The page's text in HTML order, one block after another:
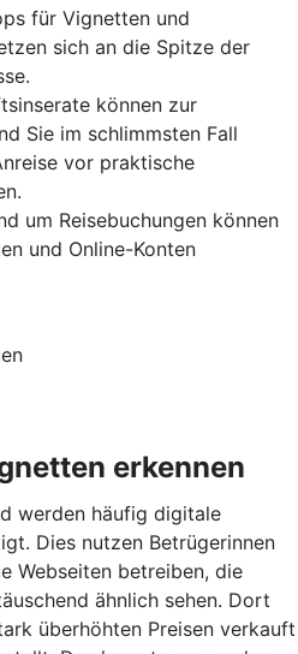
für Vignetten und
sich an die Spitze der
können zur
Sie im schlimmsten Fall
vor praktische
um Reisebuchungen können
und Online-Konten
erkennen
werden häufig digitale
Dies nutzen Betrügerinnen
Webseiten betreiben, die
ähnlich sehen. Dort
überhöhten Preisen verkauft